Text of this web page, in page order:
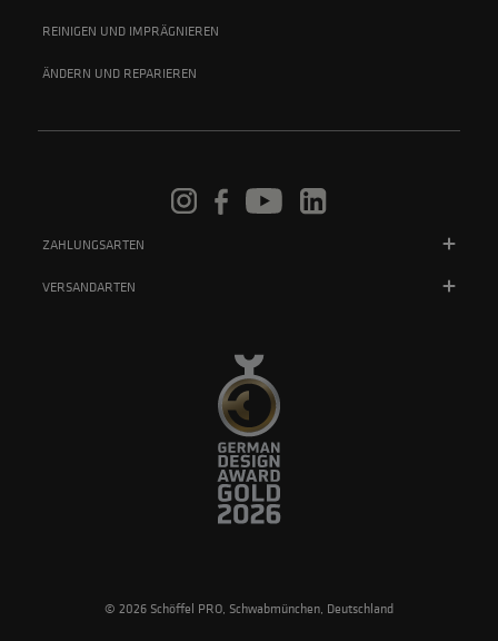
REINIGEN UND IMPRÄGNIEREN
ÄNDERN UND REPARIEREN
ZAHLUNGSARTEN
VERSANDARTEN
© 2026 Schöffel PRO, Schwabmünchen, Deutschland